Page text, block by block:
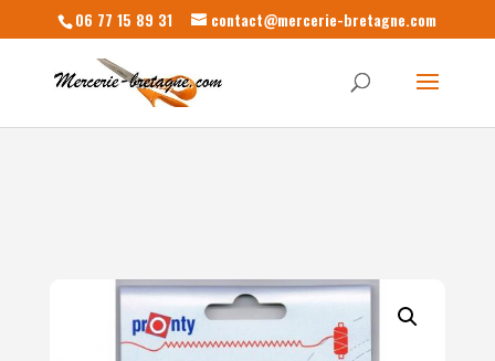
06 77 15 89 31 contact@mercerie-bretagne.com